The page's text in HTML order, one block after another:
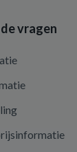
vragen